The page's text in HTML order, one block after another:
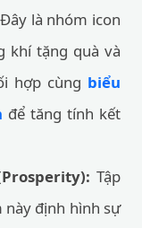
là nhóm icon
khí tặng quà và
hợp cùng biểu
để tăng tính kết
Tập
định hình sự